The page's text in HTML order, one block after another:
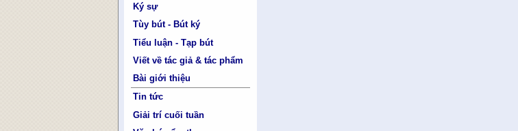
Ký sự
Tùy bút - Bút ký
Tiểu luận - Tạp bút
Viết về tác giả & tác phẩm
Bài giới thiệu
Tin tức
Giải trí cuối tuần